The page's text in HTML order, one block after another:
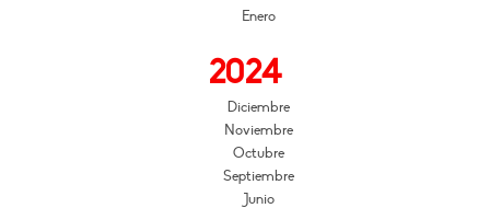
Enero
2024
Diciembre
Noviembre
Octubre
Septiembre
Junio